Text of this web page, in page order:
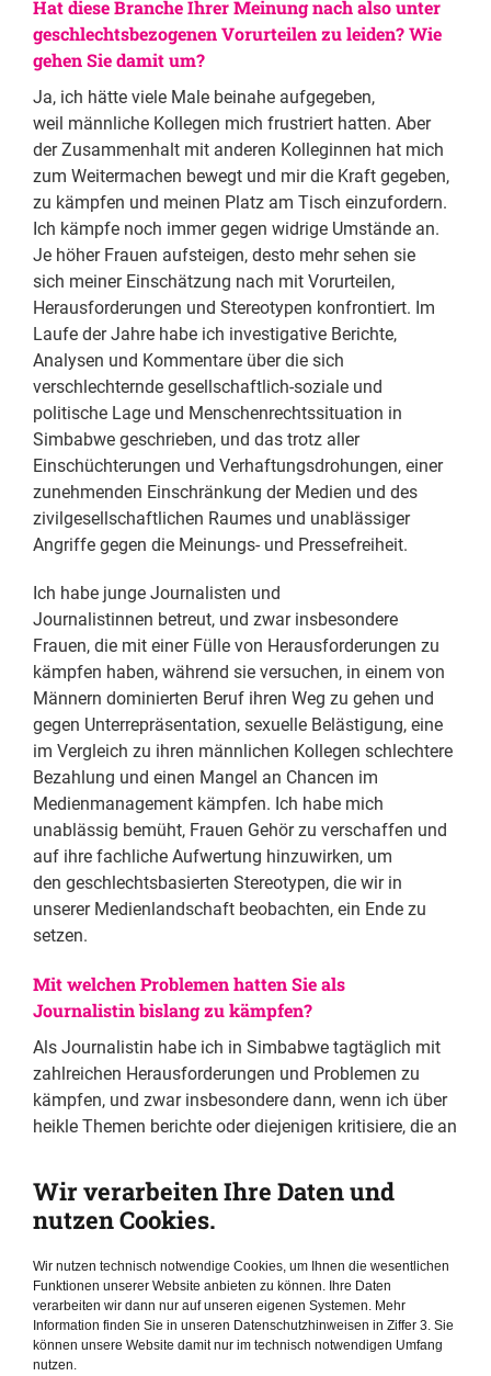
Hat diese Branche Ihrer Meinung nach also unter
geschlechtsbezogenen Vorurteilen zu leiden? Wie
gehen Sie damit um?
Ja, ich hätte viele Male beinahe aufgegeben,
weil männliche Kollegen mich frustriert hatten. Aber
der Zusammenhalt mit anderen Kolleginnen hat mich
zum Weitermachen bewegt und mir die Kraft gegeben,
zu kämpfen und meinen Platz am Tisch einzufordern.
Ich kämpfe noch immer gegen widrige Umstände an.
Je höher Frauen aufsteigen, desto mehr sehen sie
sich meiner Einschätzung nach mit Vorurteilen,
Herausforderungen und Stereotypen konfrontiert. Im
Laufe der Jahre habe ich investigative Berichte,
Analysen und Kommentare über die sich
verschlechternde gesellschaftlich-soziale und
politische Lage und Menschenrechtssituation in
Simbabwe geschrieben, und das trotz aller
Einschüchterungen und Verhaftungsdrohungen, einer
zunehmenden Einschränkung der Medien und des
zivilgesellschaftlichen Raumes und unablässiger
Angriffe gegen die Meinungs- und Pressefreiheit.
Ich habe junge Journalisten und
Journalistinnen betreut, und zwar insbesondere
Frauen, die mit einer Fülle von Herausforderungen zu
kämpfen haben, während sie versuchen, in einem von
Männern dominierten Beruf ihren Weg zu gehen und
gegen Unterrepräsentation, sexuelle Belästigung, eine
im Vergleich zu ihren männlichen Kollegen schlechtere
Bezahlung und einen Mangel an Chancen im
Medienmanagement kämpfen. Ich habe mich
unablässig bemüht, Frauen Gehör zu verschaffen und
auf ihre fachliche Aufwertung hinzuwirken, um
den geschlechtsbasierten Stereotypen, die wir in
unserer Medienlandschaft beobachten, ein Ende zu
setzen.
Mit welchen Problemen hatten Sie als
Journalistin bislang zu kämpfen?
Als Journalistin habe ich in Simbabwe tagtäglich mit
zahlreichen Herausforderungen und Problemen zu
kämpfen, und zwar insbesondere dann, wenn ich über
heikle Themen berichte oder diejenigen kritisiere, die an
Herausforderungen gehören dabei die staatliche
Repression und Verfolgung und die daraus
resultierende Selbstzensur. Das Vorgehen
gegen Journalisten und Journalistinnen, die über Kritik
an der Regierung oder der herrschenden Partei
berichten, kann verschiedene Formen einschließlich
Schikanen, Einschüchterungen, Festnahmen und
Inhaftierungen annehmen. Ich erinnere mich noch gut
Wir verarbeiten Ihre Daten und
nutzen Cookies.
Wir nutzen technisch notwendige Cookies, um Ihnen die wesentlichen
Funktionen unserer Website anbieten zu können. Ihre Daten
verarbeiten wir dann nur auf unseren eigenen Systemen. Mehr
Information finden Sie in unseren Datenschutzhinweisen in Ziffer 3. Sie
können unsere Website damit nur im technisch notwendigen Umfang
nutzen.